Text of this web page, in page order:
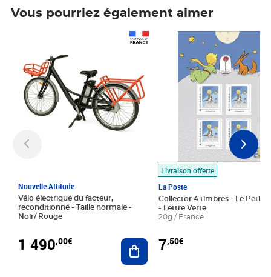
Vous pourriez également aimer
Nouvelle Attitude
Vélo électrique du facteur,
reconditionné - Taille normale -
Noir/ Rouge
1 490,00€ Ajouter au panier
Livraison offerte
La Poste
Collector 4 timbres - Le Petit
- Lettre Verte
20g / France
7,50€
Prix 7,50€